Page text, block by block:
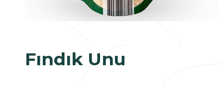
Fındık Unu